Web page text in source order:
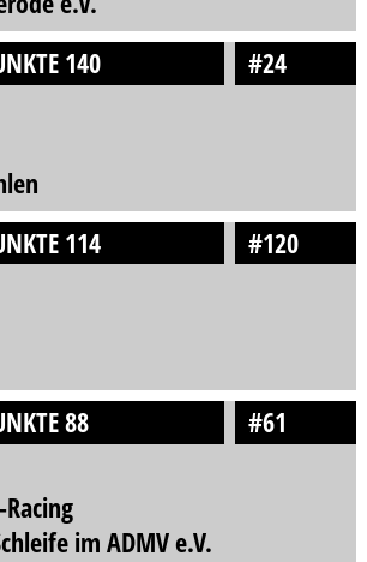
140
#24
114
#120
88
#61
im ADMV e.V.